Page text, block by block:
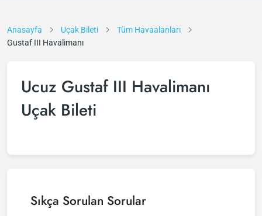
Anasayfa Uçak Bileti
Tüm Havaalanları
Gustaf III Havalimanı
Ucuz Gustaf III Havalimanı
Uçak Bileti
Sıkça Sorulan Sorular